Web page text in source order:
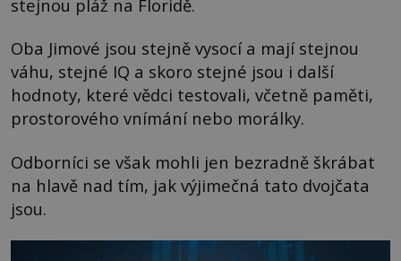
stejnou pláž na Floridě.
Oba Jimové jsou stejně vysocí a mají stejnou
váhu, stejné IQ a skoro stejné jsou i další
hodnoty, které vědci testovali, včetně paměti,
prostorového vnímání nebo morálky.
Odborníci se však mohli jen bezradně škrábat
na hlavě nad tím, jak výjimečná tato dvojčata
jsou.